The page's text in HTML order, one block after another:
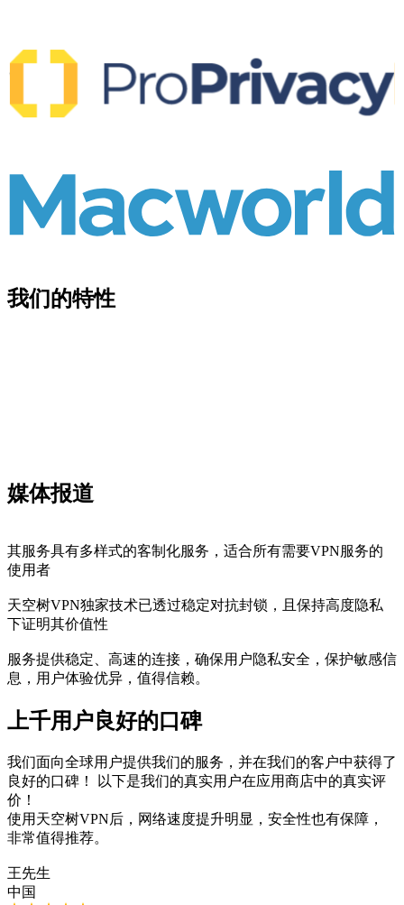
我们的特性
媒体报道
其服务具有多样式的客制化服务，适合所有需要VPN服务的
使用者
天空树VPN独家技术已透过稳定对抗封锁，且保持高度隐私
下证明其价值性
服务提供稳定、高速的连接，确保用户隐私安全，保护敏感信
息，用户体验优异，值得信赖。
上千用户良好的口碑
我们面向全球用户提供我们的服务，并在我们的客户中获得了
良好的口碑！ 以下是我们的真实用户在应用商店中的真实评
价！
使用天空树VPN后，网络速度提升明显，安全性也有保障，
非常值得推荐。
王先生
中国